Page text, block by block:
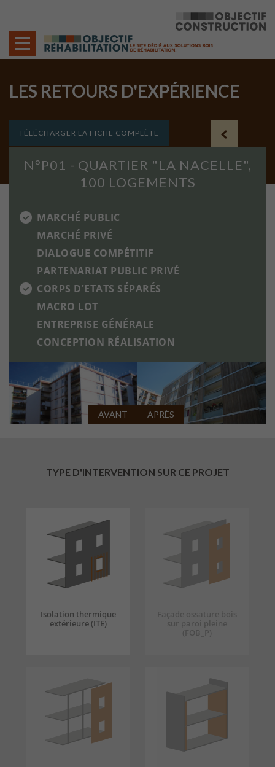
LES RETOURS D'EXPÉRIENCE
TÉLÉCHARGER LA FICHE COMPLÈTE
N°P01 - QUARTIER "LA NACELLE",
100 LOGEMENTS
MARCHÉ PUBLIC
MARCHÉ PRIVÉ
DIALOGUE COMPÉTITIF
PARTENARIAT PUBLIC PRIVÉ
CORPS D'ETATS SÉPARÉS
MACRO LOT
ENTREPRISE GÉNÉRALE
CONCEPTION RÉALISATION
AVANT APRÈS
TYPE D'INTERVENTION SUR CE PROJET
Isolation thermique
extérieure (ITE)
Façade ossature bois
sur paroi pleine
(FOB_P)